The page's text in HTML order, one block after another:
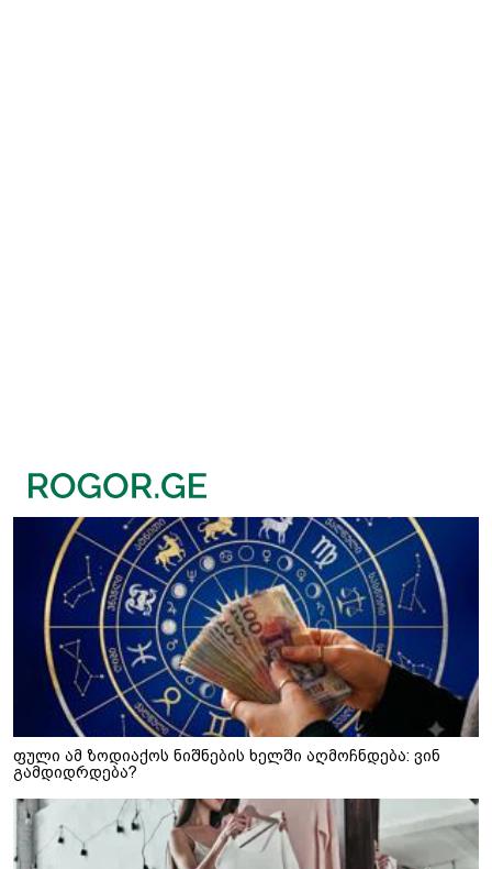
ფული ამ ზოდიაქოს ნიშნების ხელში აღმოჩნდება: ვინ
გამდიდრდება?